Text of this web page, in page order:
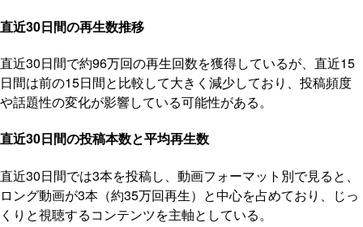
直近30日間の再生数推移
直近30日間で約96万回の再生回数を獲得しているが、直近15
日間は前の15日間と比較して大きく減少しており、投稿頻度
や話題性の変化が影響している可能性がある。
直近30日間の投稿本数と平均再生数
直近30日間では3本を投稿し、動画フォーマット別で見ると、
ロング動画が3本（約35万回再生）と中心を占めており、じっ
くりと視聴するコンテンツを主軸としている。